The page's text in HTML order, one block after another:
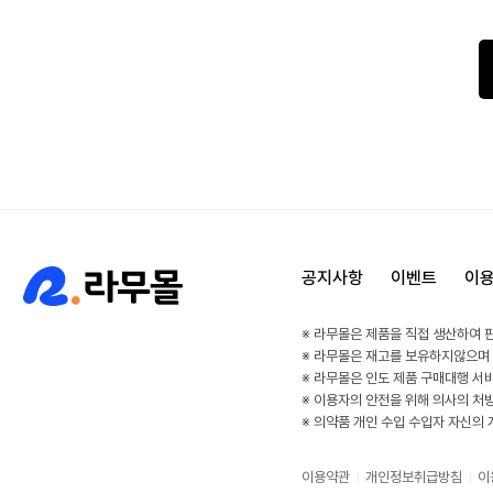
공지사항 이벤트 이
※ 라무몰은 제품을 직접 생산하여
※ 라무몰은 재고를 보유하지않으
※ 라무몰은 인도 제품 구매대행 서
※ 이용자의 안전을 위해 의사의 처
※ 의약품 개인 수입 수입자 자신의
이용약관 개인정보취급방침